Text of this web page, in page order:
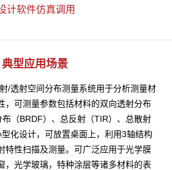
计软件仿真调用
典型应用场景
/透射空间分布测量系统用于分析测量材
，可测量参数包括材料的双向透射分布
布（BRDF）、总反射（TIR）、总散射
型化设计，可放置桌面上，利用3轴结构
特性扫描及测量。可广泛应用于光学膜
，光学玻璃，特种涂层等诸多材料的表